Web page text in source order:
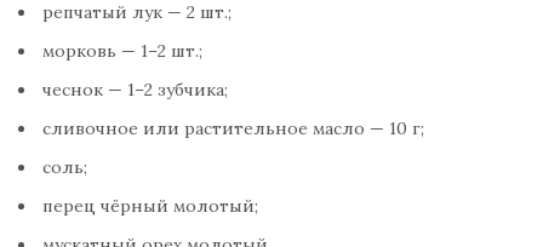
репчатый лук — 2 шт.;
морковь — 1–2 шт.;
чеснок — 1–2 зубчика;
сливочное или растительное масло — 10 г;
соль;
перец чёрный молотый;